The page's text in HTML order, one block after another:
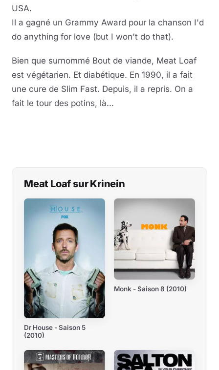
USA.
Il a gagné un Grammy Award pour la chanson I'd
do anything for love (but I won't do that).
Bien que surnommé Bout de viande, Meat Loaf
est végétarien. Et diabétique. En 1990, il a fait
une cure de Slim Fast. Depuis, il a repris. On a
fait le tour des potins, là...
Meat Loaf sur Krinein
Dr House - Saison 5
(2010)
Monk - Saison 8 (2010)